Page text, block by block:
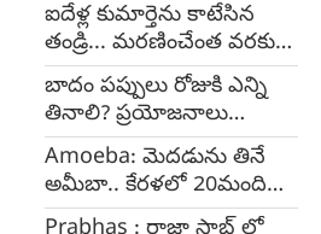
ఐదేళ్ల కుమార్తెను కాటేసిన
తండ్రి... మరణించేంత వరకు
జైలుశిక్ష
బాదం పప్పులు రోజుకి ఎన్ని
తినాలి? ప్రయోజనాలు
ఏమిటి?
Amoeba: మెదడును తినే
అమీబా.. కేరళలో 20మంది
మృతి